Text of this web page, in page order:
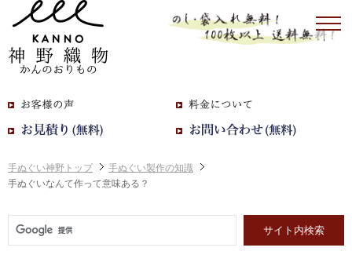
手ぬぐい神野トップ
手ぬぐい製作の知識
手ぬぐいなんて作って意味ある？